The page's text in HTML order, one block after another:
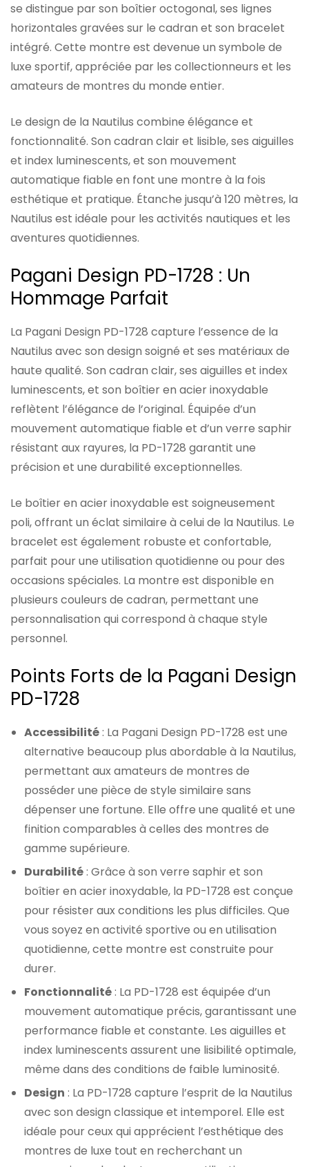
se distingue par son boîtier octogonal, ses lignes
horizontales gravées sur le cadran et son bracelet
intégré. Cette montre est devenue un symbole de
luxe sportif, appréciée par les collectionneurs et les
amateurs de montres du monde entier.
Le design de la Nautilus combine élégance et
fonctionnalité. Son cadran clair et lisible, ses aiguilles
et index luminescents, et son mouvement
automatique fiable en font une montre à la fois
esthétique et pratique. Étanche jusqu’à 120 mètres, la
Nautilus est idéale pour les activités nautiques et les
aventures quotidiennes.
Pagani Design PD-1728 : Un
Hommage Parfait
La Pagani Design PD-1728 capture l’essence de la
Nautilus avec son design soigné et ses matériaux de
haute qualité. Son cadran clair, ses aiguilles et index
luminescents, et son boîtier en acier inoxydable
reflètent l’élégance de l’original. Équipée d’un
mouvement automatique fiable et d’un verre saphir
résistant aux rayures, la PD-1728 garantit une
précision et une durabilité exceptionnelles.
Le boîtier en acier inoxydable est soigneusement
poli, offrant un éclat similaire à celui de la Nautilus. Le
bracelet est également robuste et confortable,
parfait pour une utilisation quotidienne ou pour des
occasions spéciales. La montre est disponible en
plusieurs couleurs de cadran, permettant une
personnalisation qui correspond à chaque style
personnel.
Points Forts de la Pagani Design
PD-1728
Accessibilité: La Pagani Design PD-1728 est une
alternative beaucoup plus abordable à la Nautilus,
permettant aux amateurs de montres de
posséder une pièce de style similaire sans
dépenser une fortune. Elle offre une qualité et une
finition comparables à celles des montres de
gamme supérieure.
Durabilité: Grâce à son verre saphir et son
boîtier en acier inoxydable, la PD-1728 est conçue
pour résister aux conditions les plus difficiles. Que
vous soyez en activité sportive ou en utilisation
quotidienne, cette montre est construite pour
durer.
Fonctionnalité: La PD-1728 est équipée d’un
mouvement automatique précis, garantissant une
performance fiable et constante. Les aiguilles et
index luminescents assurent une lisibilité optimale,
même dans des conditions de faible luminosité.
Design : La PD-1728 capture l’esprit de la Nautilus
avec son design classique et intemporel. Elle est
idéale pour ceux qui apprécient l’esthétique des
montres de luxe tout en recherchant un